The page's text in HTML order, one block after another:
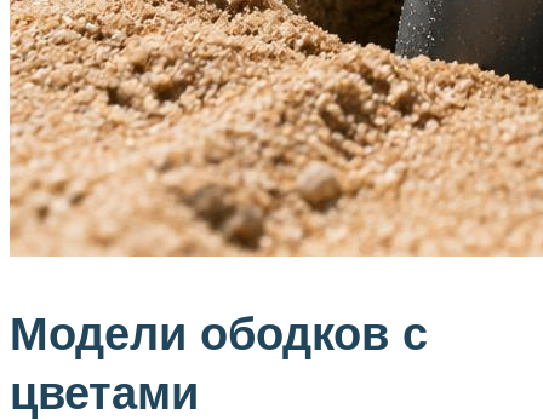
Модели ободков с
цветами